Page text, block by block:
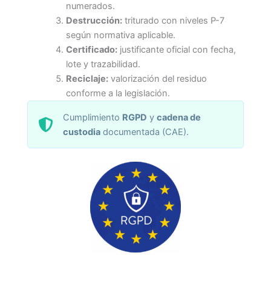
numerados.
Destrucción:triturado con niveles P-7
según normativa aplicable.
Certificado:justificante oficial con fecha,
lote y trazabilidad.
Reciclaje:valorización del residuo
conforme a la legislación.
Cumplimiento RGPD ycadena de
custodia documentada (CAE).